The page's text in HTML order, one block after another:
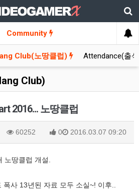
Community
Club(노땅클럽) Attendance(출
Club)
2016... 노땅클럽
60252 0 2016.03.07 09:20
노땅클럽 개설.
폭사 13년된 자료 모두 소실~! 이후..